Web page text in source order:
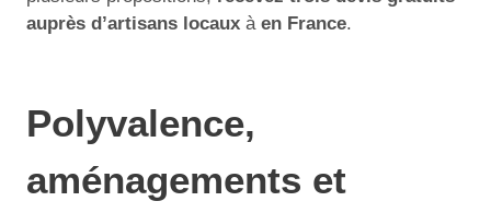
auprès d’artisans locaux à en France.
Polyvalence,
aménagements et